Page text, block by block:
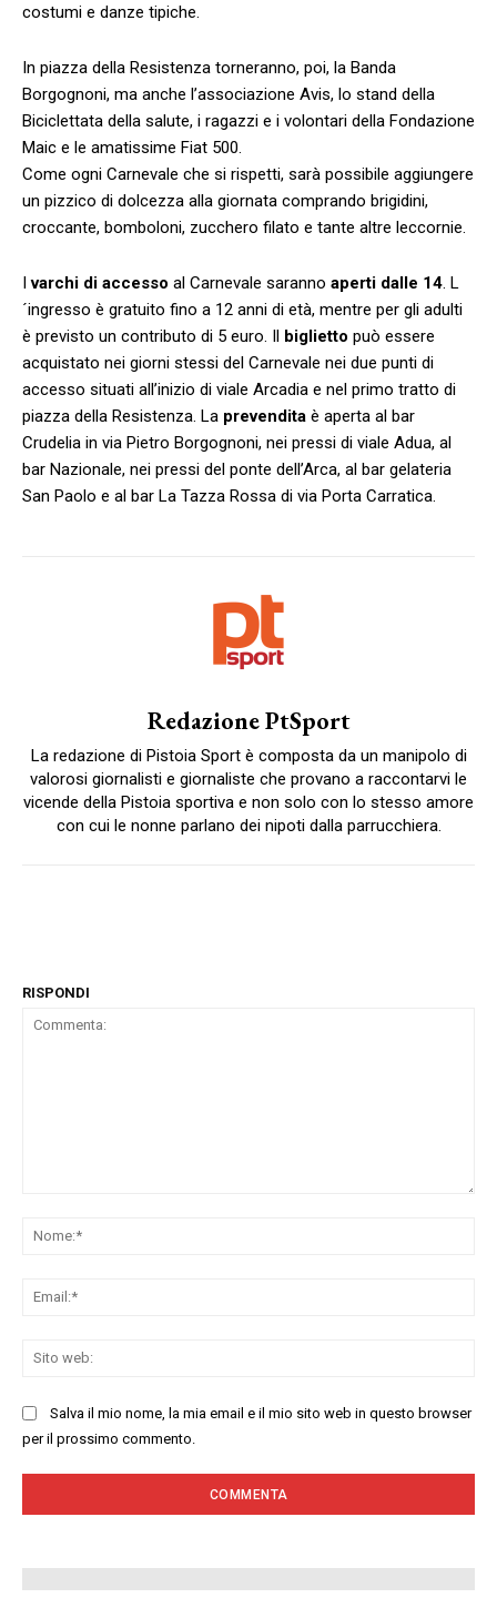
costumi e danze tipiche.
In piazza della Resistenza torneranno, poi, la Banda
Borgognoni, ma anche l’associazione Avis, lo stand della
Biciclettata della salute, i ragazzi e i volontari della Fondazione
Maic e le amatissime Fiat 500.
Come ogni Carnevale che si rispetti, sarà possibile aggiungere
un pizzico di dolcezza alla giornata comprando brigidini,
croccante, bomboloni, zucchero filato e tante altre leccornie.
Ivarchi di accesso al Carnevale saranno aperti dalle 14 . L
´ingresso è gratuito fino a 12 anni di età, mentre per gli adulti
è previsto un contributo di 5 euro. Il biglietto può essere
acquistato nei giorni stessi del Carnevale nei due punti di
accesso situati all’inizio di viale Arcadia e nel primo tratto di
piazza della Resistenza. La prevendita è aperta al bar
Crudelia in via Pietro Borgognoni, nei pressi di viale Adua, al
bar Nazionale, nei pressi del ponte dell’Arca, al bar gelateria
San Paolo e al bar La Tazza Rossa di via Porta Carratica.
Redazione PtSport
La redazione di Pistoia Sport è composta da un manipolo di
valorosi giornalisti e giornaliste che provano a raccontarvi le
vicende della Pistoia sportiva e non solo con lo stesso amore
con cui le nonne parlano dei nipoti dalla parrucchiera.
RISPONDI
Salva il mio nome, la mia email e il mio sito web in questo browser
per il prossimo commento.